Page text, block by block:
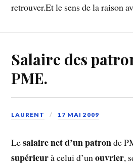
retrouver.Et le sens de la raison
Salaire des
PME.
LAURENT 17 MAI 2009
Lesalaire net d’un patronde
supérieurà celui d’unouvrier,